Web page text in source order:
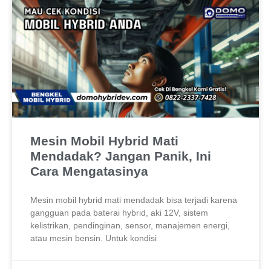
Mesin Mobil Hybrid Mati
Mendadak? Jangan Panik, Ini
Cara Mengatasinya
Mesin mobil hybrid mati mendadak bisa terjadi karena
gangguan pada baterai hybrid, aki 12V, sistem
kelistrikan, pendinginan, sensor, manajemen energi,
atau mesin bensin. Untuk kondisi